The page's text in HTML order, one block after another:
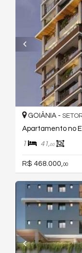
GOIÂNIA -
Apartamento no
1 41,00
R$ 468.000,00